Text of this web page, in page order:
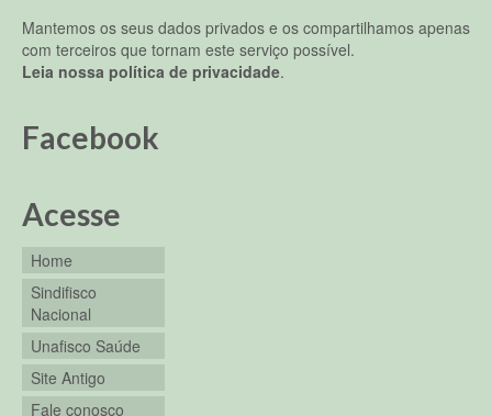
Mantemos os seus dados privados e os compartilhamos apenas
com terceiros que tornam este serviço possível.
Leia nossa política de privacidade.
Facebook
Acesse
Home
Sindifisco
Nacional
Unafisco Saúde
Site Antigo
Fale conosco